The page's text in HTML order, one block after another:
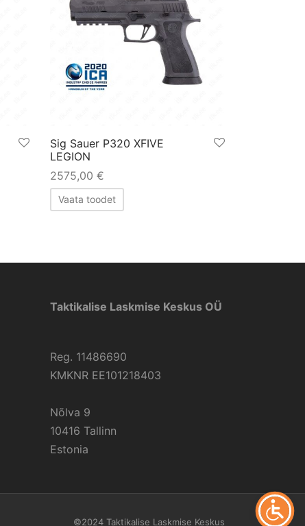
Sig Sauer P320 XFIVE
LEGION
2575,00 €
Vaata toodet
Taktikalise Laskmise Keskus OÜ
Reg. 11486690
KMKNR EE101218403
Nõlva 9
10416 Tallinn
Estonia
©2024 Taktikalise Laskmise Keskus